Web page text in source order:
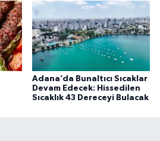
Adana’da Bunaltıcı Sıcaklar
Devam Edecek: Hissedilen
Sıcaklık 43 Dereceyi Bulacak